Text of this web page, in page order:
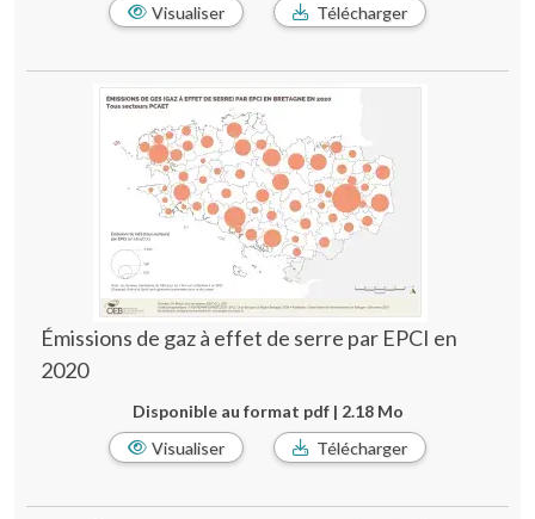
Visualiser
Télécharger
Émissions de gaz à effet de serre par EPCI en
2020
Disponible au format pdf | 2.18 Mo
Visualiser
Télécharger